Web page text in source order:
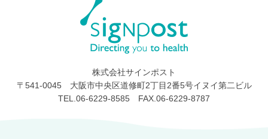
株式会社サインポスト
〒541-0045 大阪市中央区道修町2丁目2番5号イヌイ第二ビル
TEL.06-6229-8585 FAX.06-6229-8787